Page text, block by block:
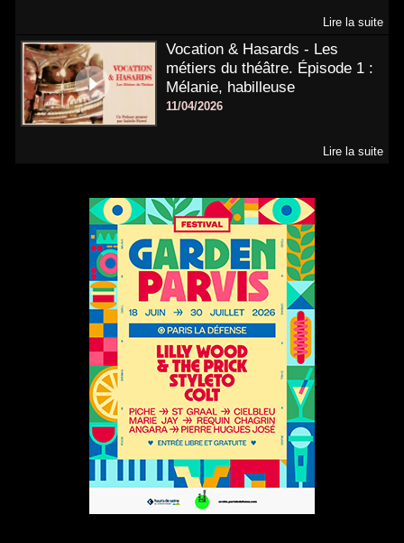
Lire la suite
Vocation & Hasards - Les
métiers du théâtre. Épisode 1 :
Mélanie, habilleuse
11/04/2026
Lire la suite